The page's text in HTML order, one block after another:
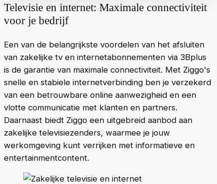
Televisie en internet: Maximale connectiviteit
voor je bedrijf
Een van de belangrijkste voordelen van het afsluiten
van zakelijke tv en internetabonnementen via 3Bplus
is de garantie van maximale connectiviteit. Met Ziggo's
snelle en stabiele internetverbinding ben je verzekerd
van een betrouwbare online aanwezigheid en een
vlotte communicatie met klanten en partners.
Daarnaast biedt Ziggo een uitgebreid aanbod aan
zakelijke televisiezenders, waarmee je jouw
werkomgeving kunt verrijken met informatieve en
entertainmentcontent.